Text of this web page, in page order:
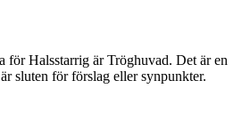
för Halsstarrig är Tröghuvad. Det är en
sluten för förslag eller synpunkter.